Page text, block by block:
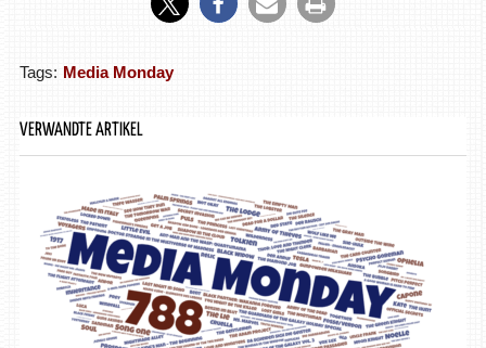
Tags: Media Monday
VERWANDTE ARTIKEL